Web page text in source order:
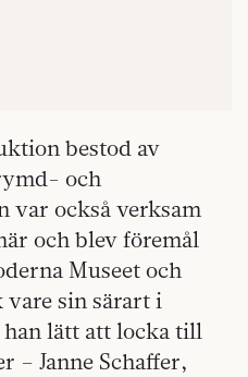
bestod av
och
var också verksam
och blev föremål
Museet och
vare sin särart i
lätt att locka till
– Janne Schaffer,